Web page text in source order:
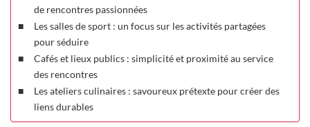
de rencontres passionnées
Les salles de sport : un focus sur les activités partagées
pour séduire
Cafés et lieux publics : simplicité et proximité au service
des rencontres
Les ateliers culinaires : savoureux prétexte pour créer des
liens durables